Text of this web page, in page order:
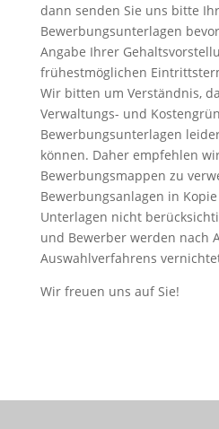
dann senden Sie uns bitte
Bewerbungsunterlagen
Angabe Ihrer
frühestmöglichen
Wir bitten um Verständnis,
Verwaltungs- und
Bewerbungsunterlagen
können. Daher empfehlen
Bewerbungsmappen zu
Bewerbungsanlagen in
Unterlagen nicht
und Bewerber werden nach
Auswahlverfahrens
Wir freuen uns auf Sie!